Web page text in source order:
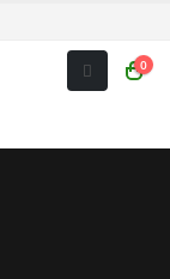
0